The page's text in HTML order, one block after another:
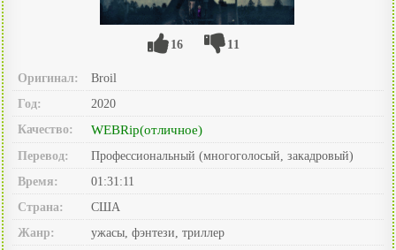
16 11
Оригинал:
Broil
Год:
2020
Качество:
WEBRip(отличное)
Перевод:
Профессиональный (многоголосый, закадровый)
Время:
01:31:11
Страна:
США
Жанр:
ужасы, фэнтези, триллер